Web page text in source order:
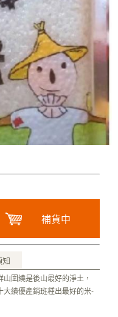
補貨中
知
圍繞是後山最好的淨土，
大績優產銷班種出最好的米-